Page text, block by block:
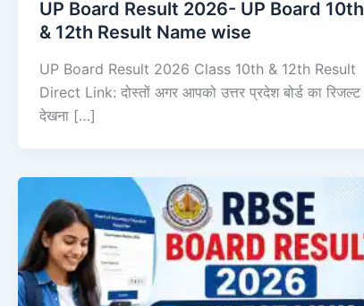
UP Board Result 2026- UP Board 10th
& 12th Result Name wise
UP Board Result 2026 Class 10th & 12th Result
Direct Link: दोस्तों अगर आपको उत्तर प्रदेश बोर्ड का रिजल्ट
देखना […]